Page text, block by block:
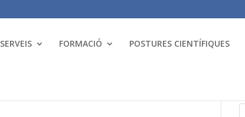
SERVEIS FORMACIÓ POSTURES CIENTÍFIQUES